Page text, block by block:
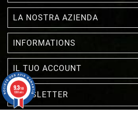
LA NOSTRA AZIENDA
INFORMATIONS
IL TUO ACCOUNT
NEWSLETTER
9.3/10
1388 avis